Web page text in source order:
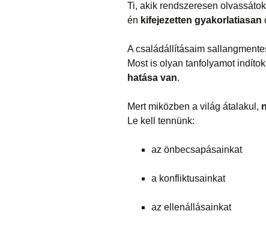
Ti, akik rendszeresen
én kifejezetten gyakorlatiasan
A családállításaim
Most is olyan tanfolyamot
hatása van.
Mert miközben a világ átalakul,
Le kell tennünk:
az önbecsapásainkat
a konfliktusainkat
az ellenállásainkat